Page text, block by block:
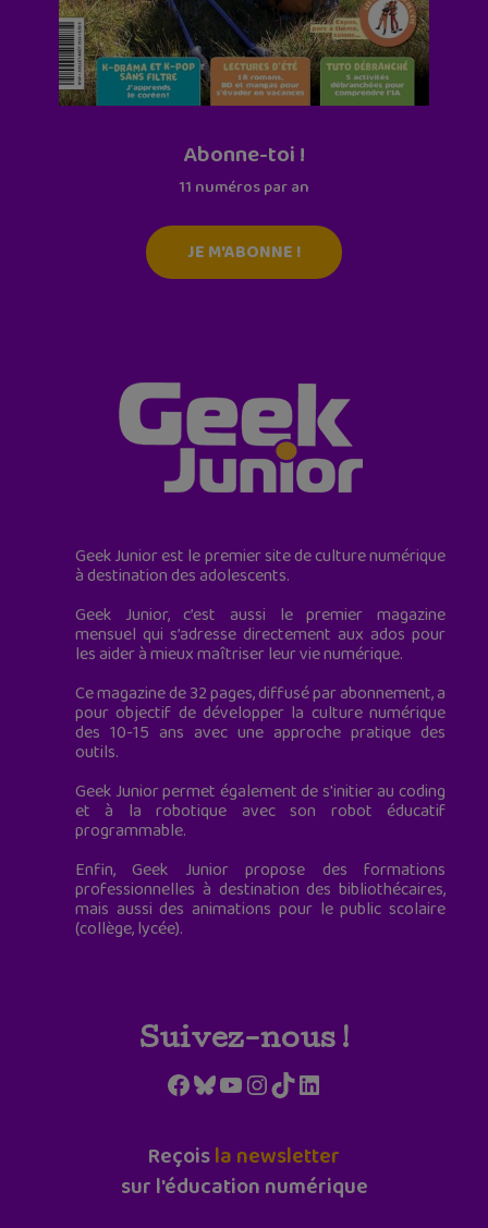
Abonne-toi !
11 numéros par an
JE M'ABONNE !
Geek Junior est le premier site de culture numérique
à destination des adolescents.
Geek Junior, c’est aussi le premier magazine
mensuel qui s’adresse directement aux ados pour
les aider à mieux maîtriser leur vie numérique.
Ce magazine de 32 pages, diffusé par abonnement, a
pour objectif de développer la culture numérique
des 10-15 ans avec une approche pratique des
outils.
Geek Junior permet également de s'initier au coding
et à la robotique avec son robot éducatif
programmable.
Enfin, Geek Junior propose des formations
professionnelles à destination des bibliothécaires,
mais aussi des animations pour le public scolaire
(collège, lycée).
Suivez-nous !
Facebook
Bluesky
YouTube
Instagram
TikTokLinkedIn
Reçoisla newsletter
sur l'éducation numérique